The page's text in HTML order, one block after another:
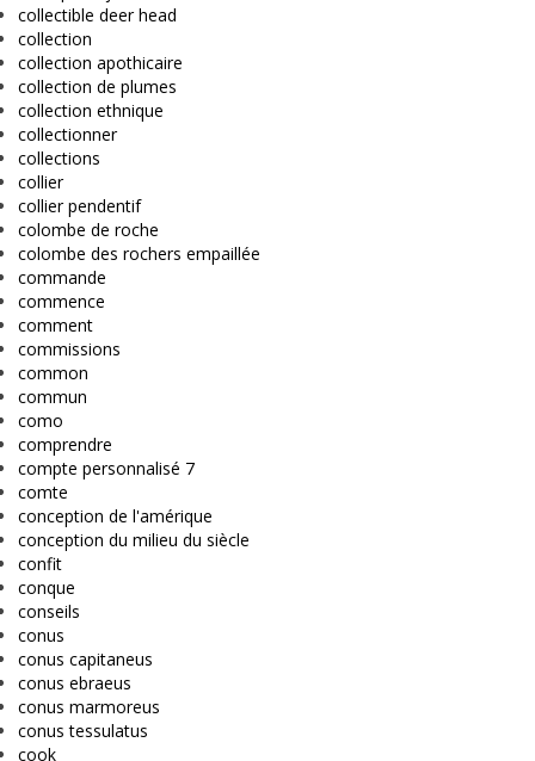
collectible deer head
collection
collection apothicaire
collection de plumes
collection ethnique
collectionner
collections
collier
collier pendentif
colombe de roche
colombe des rochers empaillée
commande
commence
comment
commissions
common
commun
como
comprendre
compte personnalisé 7
comte
conception de l'amérique
conception du milieu du siècle
confit
conque
conseils
conus
conus capitaneus
conus ebraeus
conus marmoreus
conus tessulatus
cook